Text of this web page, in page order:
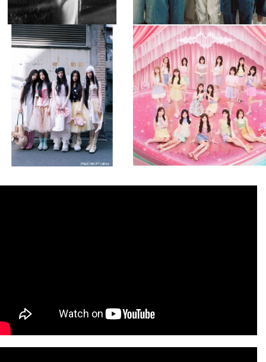
musicjapantv
💡8月特番放送決定！
8月 4
1 0
musicjapantv
💡8月特番放送決定！
...
8月 4
1 0